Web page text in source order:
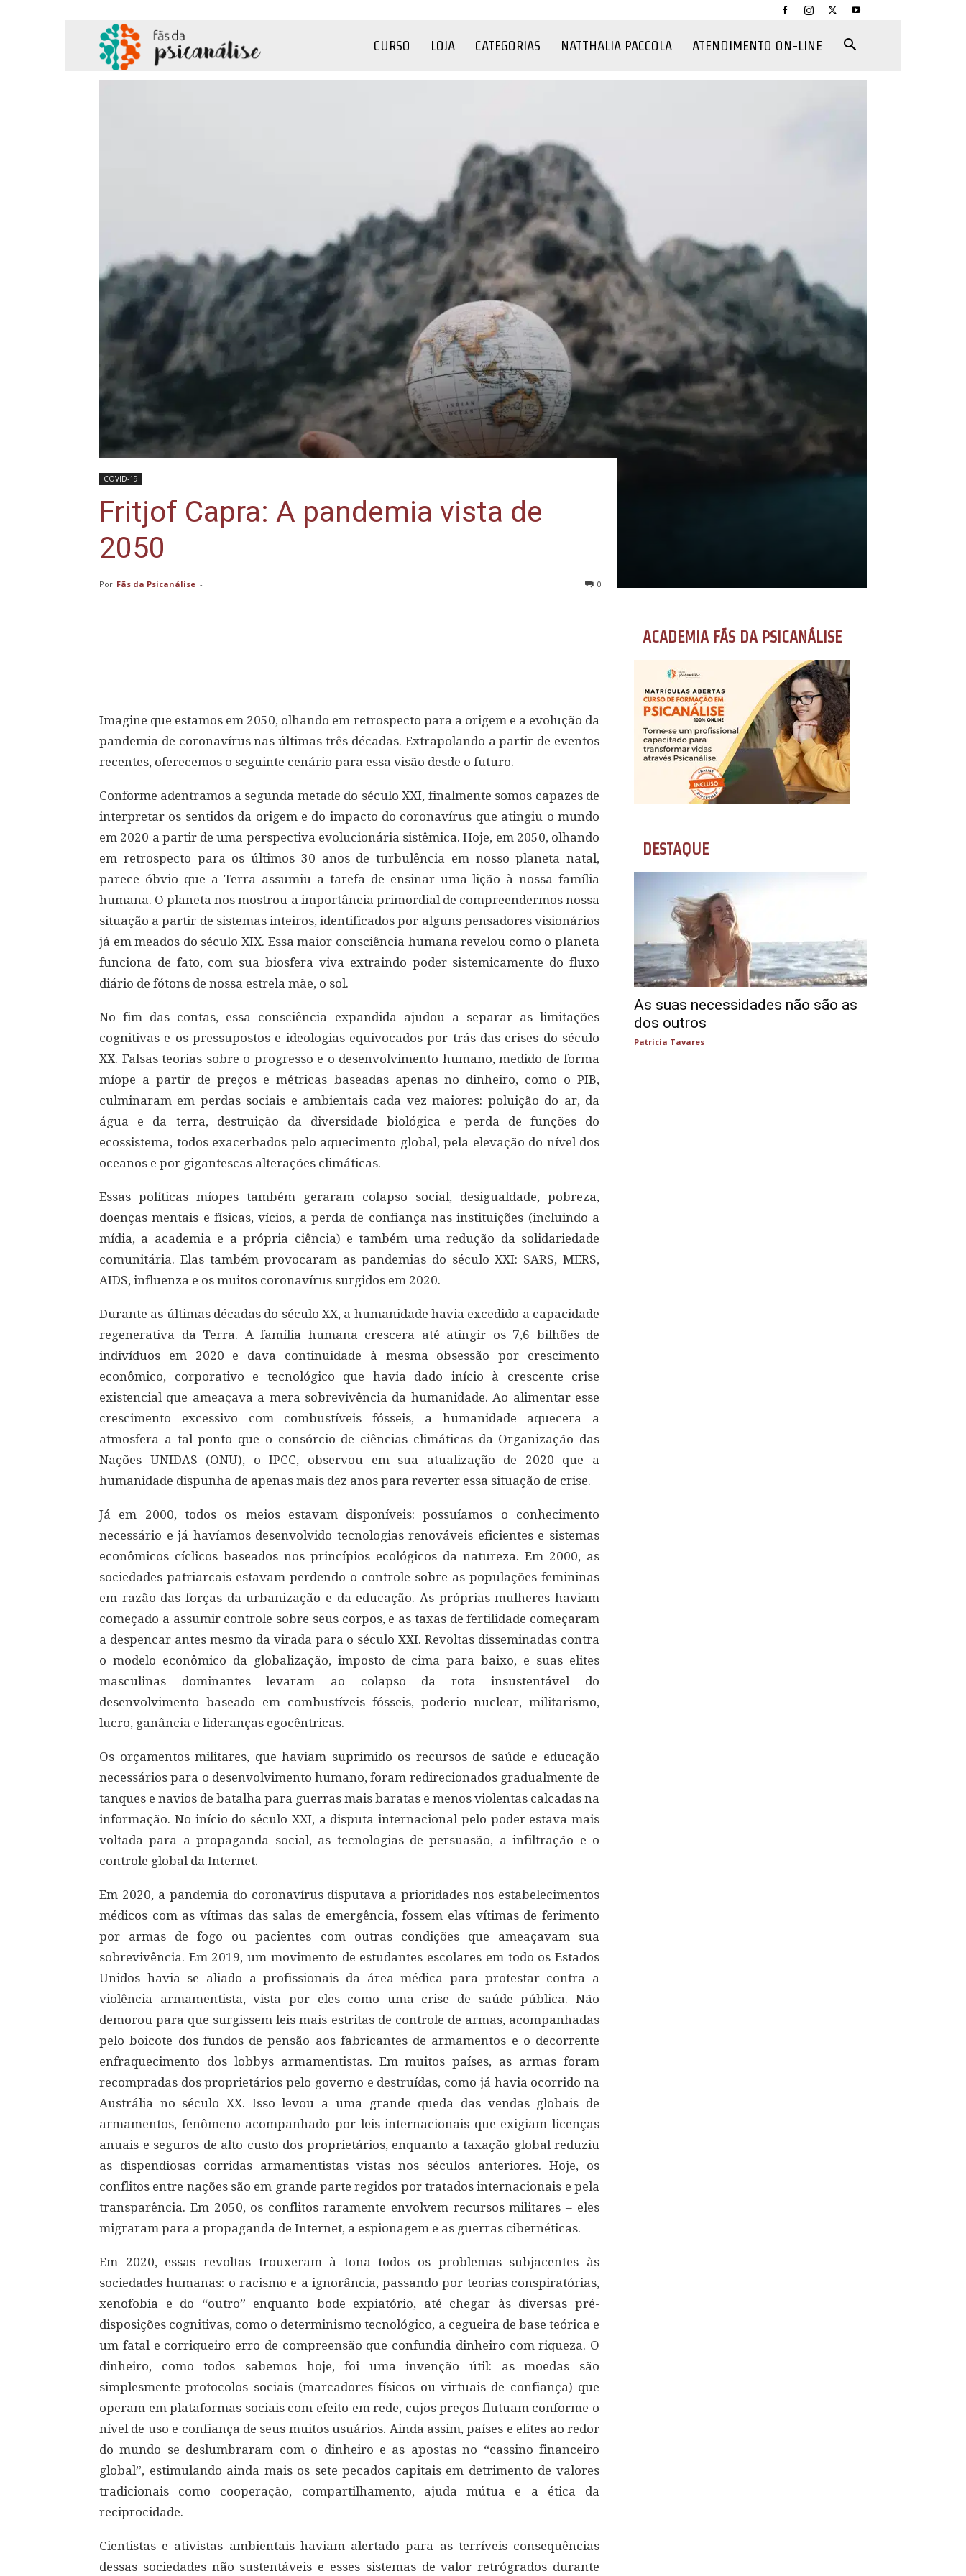
CURSO LOJA CATEGORIAS NATTHALIA PACCOLA ATENDIMENTO ON-LINE
COVID-19
Fritjof Capra: A pandemia vista de
2050
Por Fãs da Psicanálise - 0
Imagine que estamos em 2050, olhando em retrospecto para a origem e a evolução da
pandemia de coronavírus nas últimas três décadas. Extrapolando a partir de eventos
recentes, oferecemos o seguinte cenário para essa visão desde o futuro.
Conforme adentramos a segunda metade do século XXI, finalmente somos capazes de
interpretar os sentidos da origem e do impacto do coronavírus que atingiu o mundo
em 2020 a partir de uma perspectiva evolucionária sistêmica. Hoje, em 2050, olhando
em retrospecto para os últimos 30 anos de turbulência em nosso planeta natal,
parece óbvio que a Terra assumiu a tarefa de ensinar uma lição à nossa família
humana. O planeta nos mostrou a importância primordial de compreendermos nossa
situação a partir de sistemas inteiros, identificados por alguns pensadores visionários
já em meados do século XIX. Essa maior consciência humana revelou como o planeta
funciona de fato, com sua biosfera viva extraindo poder sistemicamente do fluxo
diário de fótons de nossa estrela mãe, o sol.
No fim das contas, essa consciência expandida ajudou a separar as limitações
cognitivas e os pressupostos e ideologias equivocados por trás das crises do século
XX. Falsas teorias sobre o progresso e o desenvolvimento humano, medido de forma
míope a partir de preços e métricas baseadas apenas no dinheiro, como o PIB,
culminaram em perdas sociais e ambientais cada vez maiores: poluição do ar, da
água e da terra, destruição da diversidade biológica e perda de funções do
ecossistema, todos exacerbados pelo aquecimento global, pela elevação do nível dos
oceanos e por gigantescas alterações climáticas.
Essas políticas míopes também geraram colapso social, desigualdade, pobreza,
doenças mentais e físicas, vícios, a perda de confiança nas instituições (incluindo a
mídia, a academia e a própria ciência) e também uma redução da solidariedade
comunitária. Elas também provocaram as pandemias do século XXI: SARS, MERS,
AIDS, influenza e os muitos coronavírus surgidos em 2020.
Durante as últimas décadas do século XX, a humanidade havia excedido a capacidade
regenerativa da Terra. A família humana crescera até atingir os 7,6 bilhões de
indivíduos em 2020 e dava continuidade à mesma obsessão por crescimento
econômico, corporativo e tecnológico que havia dado início à crescente crise
existencial que ameaçava a mera sobrevivência da humanidade. Ao alimentar esse
crescimento excessivo com combustíveis fósseis, a humanidade aquecera a
atmosfera a tal ponto que o consórcio de ciências climáticas da Organização das
Nações UNIDAS (ONU), o IPCC, observou em sua atualização de 2020 que a
humanidade dispunha de apenas mais dez anos para reverter essa situação de crise.
Já em 2000, todos os meios estavam disponíveis: possuíamos o conhecimento
necessário e já havíamos desenvolvido tecnologias renováveis eficientes e sistemas
econômicos cíclicos baseados nos princípios ecológicos da natureza. Em 2000, as
sociedades patriarcais estavam perdendo o controle sobre as populações femininas
em razão das forças da urbanização e da educação. As próprias mulheres haviam
começado a assumir controle sobre seus corpos, e as taxas de fertilidade começaram
a despencar antes mesmo da virada para o século XXI. Revoltas disseminadas contra
o modelo econômico da globalização, imposto de cima para baixo, e suas elites
masculinas dominantes levaram ao colapso da rota insustentável do
desenvolvimento baseado em combustíveis fósseis, poderio nuclear, militarismo,
lucro, ganância e lideranças egocêntricas.
Os orçamentos militares, que haviam suprimido os recursos de saúde e educação
necessários para o desenvolvimento humano, foram redirecionados gradualmente de
tanques e navios de batalha para guerras mais baratas e menos violentas calcadas na
informação. No início do século XXI, a disputa internacional pelo poder estava mais
voltada para a propaganda social, as tecnologias de persuasão, a infiltração e o
controle global da Internet.
Em 2020, a pandemia do coronavírus disputava a prioridades nos estabelecimentos
médicos com as vítimas das salas de emergência, fossem elas vítimas de ferimento
por armas de fogo ou pacientes com outras condições que ameaçavam sua
sobrevivência. Em 2019, um movimento de estudantes escolares em todo os Estados
Unidos havia se aliado a profissionais da área médica para protestar contra a
violência armamentista, vista por eles como uma crise de saúde pública. Não
demorou para que surgissem leis mais estritas de controle de armas, acompanhadas
pelo boicote dos fundos de pensão aos fabricantes de armamentos e o decorrente
enfraquecimento dos lobbys armamentistas. Em muitos países, as armas foram
recompradas dos proprietários pelo governo e destruídas, como já havia ocorrido na
Austrália no século XX. Isso levou a uma grande queda das vendas globais de
armamentos, fenômeno acompanhado por leis internacionais que exigiam licenças
anuais e seguros de alto custo dos proprietários, enquanto a taxação global reduziu
as dispendiosas corridas armamentistas vistas nos séculos anteriores. Hoje, os
conflitos entre nações são em grande parte regidos por tratados internacionais e pela
transparência. Em 2050, os conflitos raramente envolvem recursos militares – eles
migraram para a propaganda de Internet, a espionagem e as guerras cibernéticas.
Em 2020, essas revoltas trouxeram à tona todos os problemas subjacentes às
sociedades humanas: o racismo e a ignorância, passando por teorias conspiratórias,
xenofobia e do “outro” enquanto bode expiatório, até chegar às diversas pré-
disposições cognitivas, como o determinismo tecnológico, a cegueira de base teórica e
um fatal e corriqueiro erro de compreensão que confundia dinheiro com riqueza. O
dinheiro, como todos sabemos hoje, foi uma invenção útil: as moedas são
simplesmente protocolos sociais (marcadores físicos ou virtuais de confiança) que
operam em plataformas sociais com efeito em rede, cujos preços flutuam conforme o
nível de uso e confiança de seus muitos usuários. Ainda assim, países e elites ao redor
do mundo se deslumbraram com o dinheiro e as apostas no “cassino financeiro
global”, estimulando ainda mais os sete pecados capitais em detrimento de valores
tradicionais como cooperação, compartilhamento, ajuda mútua e a ética da
reciprocidade.
Cientistas e ativistas ambientais haviam alertado para as terríveis consequências
dessas sociedades não sustentáveis e esses sistemas de valor retrógrados durante
ACADEMIA FÃS DA PSICANÁLISE
DESTAQUE
As suas necessidades não são as
dos outros
Patricia Tavares